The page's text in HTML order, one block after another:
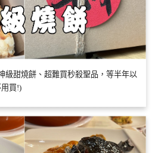
級甜燒餅、超難買秒殺聖品，等半年以
用買!)